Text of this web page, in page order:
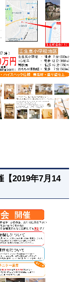
【2019年7月14